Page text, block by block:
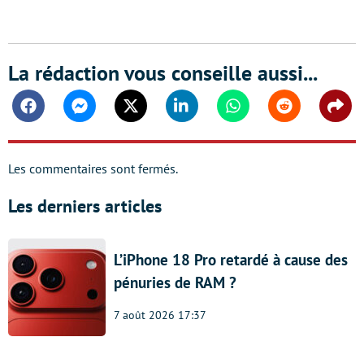
La rédaction vous conseille aussi...
FacebookMessengerTwitter Linkedin WhatsappReddit
Les commentaires sont fermés.
Les derniers articles
L’iPhone 18 Pro retardé à cause des
pénuries de RAM ?
7 août 2026 17:37